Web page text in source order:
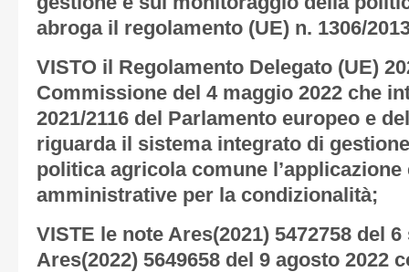
abroga il regolamento (UE) n. 1306/
VISTO il Regolamento Delegato (UE)
Commissione del 4 maggio 2022 che
2021/2116 del Parlamento europeo e
riguarda il sistema integrato di
politica agricola comune
amministrative per la condizionalità;
VISTE le note Ares(2021) 5472758 del
Ares(2022) 5649658 del 9 agosto 2022